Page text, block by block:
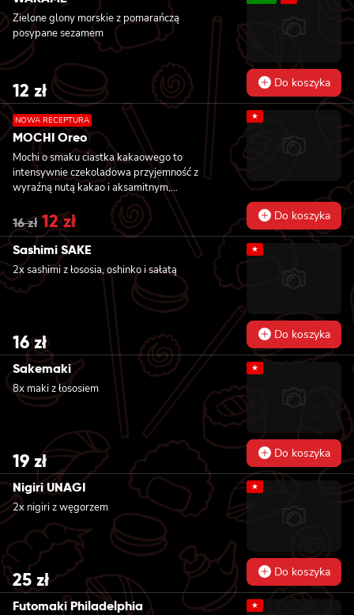
sezamem, 8x california z krewetką w
tempurze, awokado i lekko pikantnym
majonezem, owinięta krewetką, polana
słodko-pikantnym sosem i posypana
kolendrą
Zielone glony morskie z pomarańczą
posypane sezamem
12 zł Do koszyka
NOWA RECEPTURA
MOCHI Oreo
Mochi o smaku ciastka kakaowego to
intensywnie czekoladowa przyjemność z
wyraźną nutą kakao i aksamitnym,
waniliowym nadzieniem przypominającym
klasyczne kremowe ciasteczka. Delikatna
ryżowa otoczka dodaje im ciekawej tekstury i
sprawia, że każdy kęs łączy w sobie chłód,
miękkość i głęboki smak deseru. Idealne dla
fanów kontrastów: ciemne kakao i jasny krem
w harmonijnej, lodowej formie.
★
16zł Original
price
was:
16 zł.
12zł Current
price
is:
12 zł.
Do koszyka
Sashimi SAKE
2x sashimi z łososia, oshinko i sałatą
★
16zł Do koszyka
Sakemaki
8x maki z łososiem
★
19 zł Do koszyka
Nigiri UNAGI
2x nigiri z węgorzem
★
25 zł Do koszyka
Futomaki Philadelphia ★